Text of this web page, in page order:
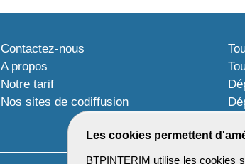
Les cookies permettent
BTPINTERIM utilise les cookies
Contactez-nous
A propos
Notre tarif
Nos sites de codiffusion